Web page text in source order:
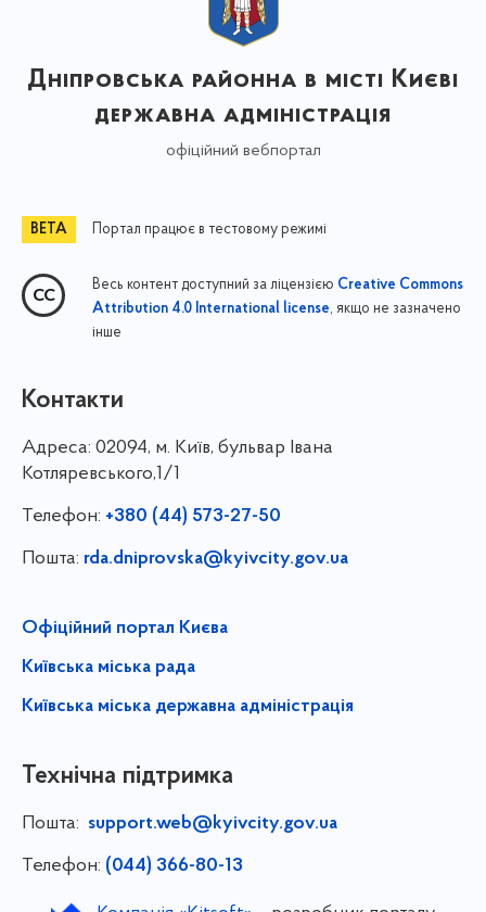
Дніпровська районна в місті Києві
державна адміністрація
офіційний вебпортал
Портал працює в тестовому режимі
Весь контент доступний за ліцензією Creative Commons
Attribution 4.0 International license, якщо не зазначено
інше
Контакти
Адреса: 02094, м. Київ, бульвар Івана
Котляревського,1/1
Телефон: +380 (44) 573-27-50
Пошта: rda.dniprovska@kyivcity.gov.ua
Офіційний портал Києва
Київська міська рада
Київська міська державна адміністрація
Технічна підтримка
Пошта: support.web@kyivcity.gov.ua
Телефон: (044) 366-80-13